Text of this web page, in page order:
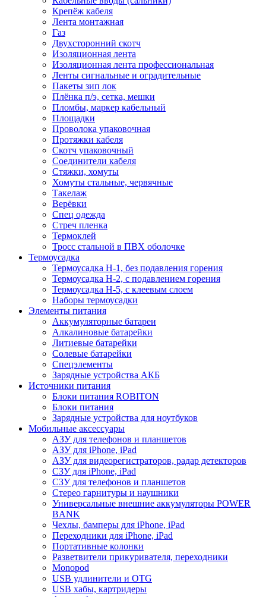
Крепёж кабеля
Лента монтажная
Газ
Двухсторонний скотч
Изоляционная лента
Изоляционная лента профессиональная
Ленты сигнальные и оградительные
Пакеты зип лок
Плёнка п/э, сетка, мешки
Пломбы, маркер кабельный
Площадки
Проволока упаковочная
Протяжки кабеля
Скотч упаковочный
Соединители кабеля
Стяжки, хомуты
Хомуты стальные, червячные
Такелаж
Верёвки
Спец одежда
Стреч пленка
Термоклей
Тросс стальной в ПВХ оболочке
Термоусадка
Термоусадка H-1, без подавления горения
Термоусадка H-2, с подавлением горения
Термоусадка H-5, с клеевым слоем
Наборы термоусадки
Элементы питания
Аккумуляторные батареи
Алкалиновые батарейки
Литиевые батарейки
Солевые батарейки
Спецэлементы
Зарядные устройства АКБ
Источники питания
Блоки питания ROBITON
Блоки питания
Зарядные устройства для ноутбуков
Мобильные аксессуары
АЗУ для телефонов и планшетов
АЗУ для iPhone, iPad
АЗУ для видеорегистраторов, радар детекторов
СЗУ для iPhone, iPad
СЗУ для телефонов и планшетов
Стерео гарнитуры и наушники
Универсальные внешние аккумуляторы POWER
BANK
Чехлы, бамперы для iPhone, iPad
Переходники для iPhone, iPad
Портативные колонки
Разветвители прикуривателя, переходники
Monopod
USB удлинители и OTG
USB хабы, картридеры